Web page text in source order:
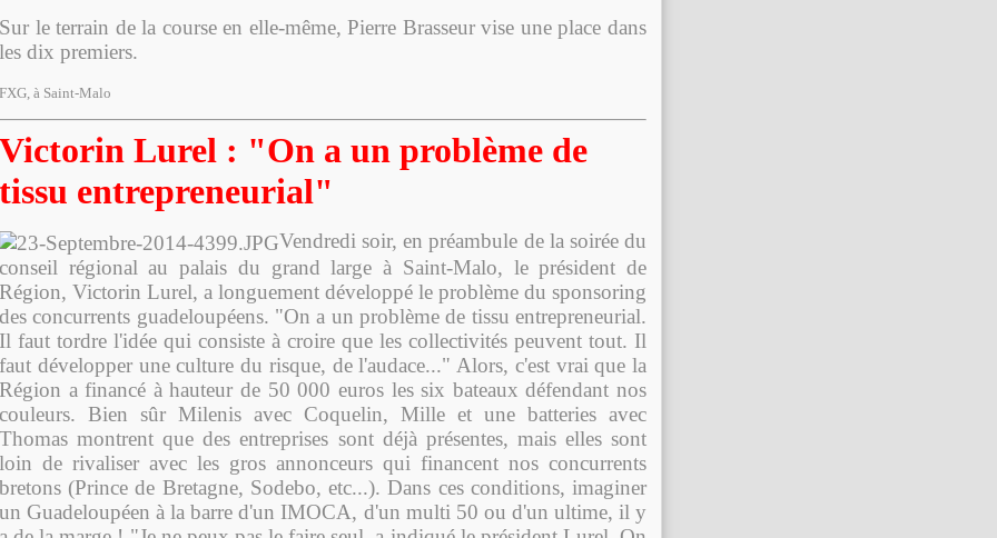
Sur le terrain de la course en elle-même, Pierre Brasseur vise une place dans
les dix premiers.
FXG, à Saint-Malo
Victorin Lurel : "On a un problème de
tissu entrepreneurial"
Vendredi soir, en préambule de la soirée du
conseil régional au palais du grand large à Saint-Malo, le président de
Région, Victorin Lurel, a longuement développé le problème du sponsoring
des concurrents guadeloupéens. "On a un problème de tissu entrepreneurial.
Il faut tordre l'idée qui consiste à croire que les collectivités peuvent tout. Il
faut développer une culture du risque, de l'audace..." Alors, c'est vrai que la
Région a financé à hauteur de 50 000 euros les six bateaux défendant nos
couleurs. Bien sûr Milenis avec Coquelin, Mille et une batteries avec
Thomas montrent que des entreprises sont déjà présentes, mais elles sont
loin de rivaliser avec les gros annonceurs qui financent nos concurrents
bretons (Prince de Bretagne, Sodebo, etc...). Dans ces conditions, imaginer
un Guadeloupéen à la barre d'un IMOCA, d'un multi 50 ou d'un ultime, il y